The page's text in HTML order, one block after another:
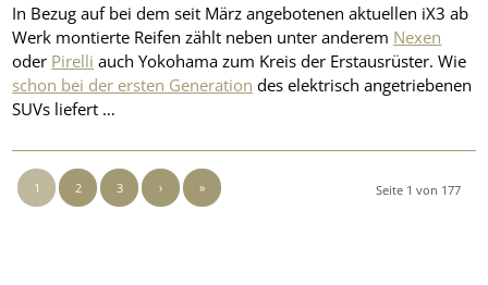
In Bezug auf bei dem seit März angebotenen aktuellen iX3 ab
Werk montierte Reifen zählt neben unter anderem Nexen
oder Pirelli auch Yokohama zum Kreis der Erstausrüster. Wie
schon bei der ersten Generation des elektrisch angetriebenen
SUVs liefert …
Seite 1 von 177
1 2 3 › »